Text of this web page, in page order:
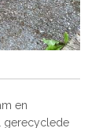
en
gerecyclede